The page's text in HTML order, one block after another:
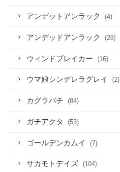
アンデットアンラック (4)
アンデッドアンラック (28)
ウィンドブレイカー (16)
ウマ娘シンデレラグレイ (2)
カグラバチ (84)
ガチアクタ (53)
ゴールデンカムイ (7)
サカモトデイズ (104)